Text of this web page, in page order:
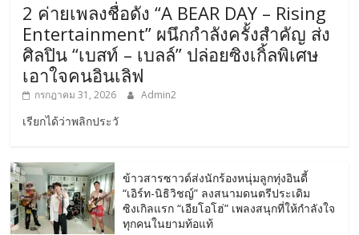
2 ค่ายเพลงชื่อดัง “A BEAR DAY – Rising
Entertainment” ผนึกกำลังครั้งสำคัญ ส่ง
ศิลปิน “เบสท์ – เบลล์” ปล่อยซิงเกิ้ลพิเศษ
เอาใจคนอินเลิฟ
กรกฎาคม 31, 2026 Admin2
เรียกได้ว่าพลิกประวั
ข้าวสารซาวด์ส่งนักร้องหนุ่มลูกทุ่งอินดี้
“เอิร์ท-นิธิวิชญ์” ลงสนามดนตรีประเดิม
ซิงเกิลแรก “เอียโอโฮ่” เพลงสนุกที่ให้กำลังใจ
ทุกคนในยามท้อแท้